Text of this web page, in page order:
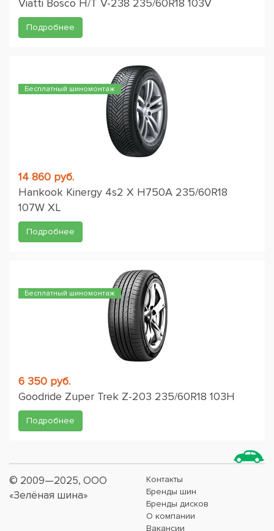
Viatti Bosco H/T V-238 235/60R18 103V
Подробнее
Бесплатный шиномонтаж
14 860 руб.
Hankook Kinergy 4s2 X H750A 235/60R18
107W XL
Подробнее
Бесплатный шиномонтаж
6 350 руб.
Goodride Zuper Trek Z-203 235/60R18 103H
Подробнее
© 2009—2025, ООО
«Зелёная шина»
Контакты
Бренды шин
Бренды дисков
О компании
Вакансии